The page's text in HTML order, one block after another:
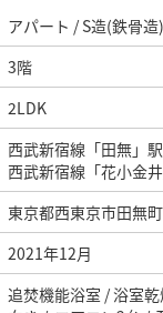
アパート / S造(鉄骨造)
3階
2LDK
西武新宿線「田無」
西武新宿線「花小金
東京都西東京市田無
2021年12月
追焚機能浴室 / 浴室